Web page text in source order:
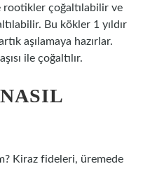
rootikler çoğaltılabilir ve
Bu kökler 1 yıldır
aşılamaya hazırlar.
ile çoğaltılır.
Kiraz fideleri, üremede